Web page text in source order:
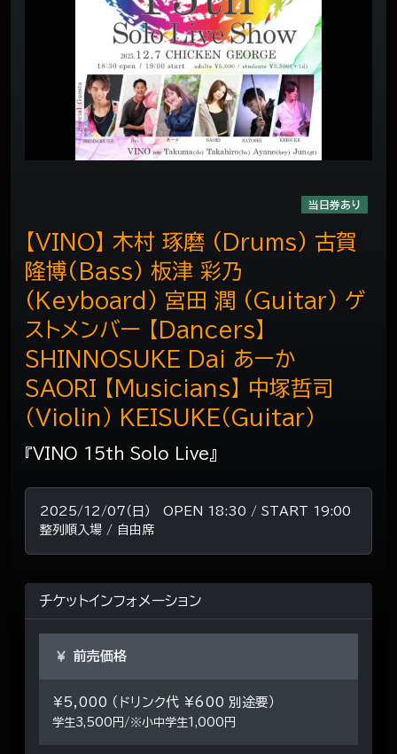
当日券あり
『VINO 15th Solo Live』
【VINO】 木村 琢磨 (Drums) 古賀
隆博(Bass) 板津 彩乃
(Keyboard) 宮田 潤 (Guitar) ゲ
ストメンバー 【Dancers】
SHINNOSUKE Dai あーか
SAORI 【Musicians】 中塚哲司
（Violin） KEISUKE（Guitar）
2025/12/07（日） OPEN 18:30 / START 19:00
整列順入場 / 自由席
チケットインフォメーション
前売価格
¥5,000 （ドリンク代 ¥600 別途要）
学生3,500円/※小中学生1,000円